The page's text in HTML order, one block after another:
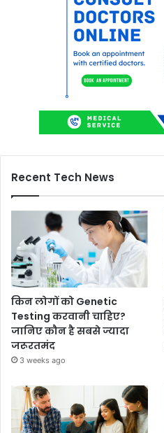
Recent Tech News
किन लोगों को Genetic
Testing करवानी चाहिए?
जानिए कौन है सबसे ज्यादा
जरूरतमंद
3 weeks ago